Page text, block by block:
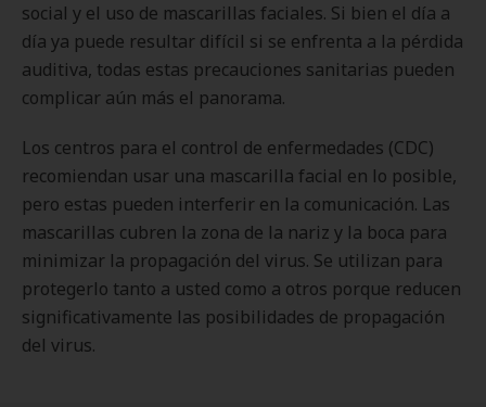
social y el uso de mascarillas faciales. Si bien el día a
día ya puede resultar difícil si se enfrenta a la pérdida
auditiva, todas estas precauciones sanitarias pueden
complicar aún más el panorama.
Los centros para el control de enfermedades (CDC)
recomiendan usar una mascarilla facial en lo posible,
pero estas pueden interferir en la comunicación. Las
mascarillas cubren la zona de la nariz y la boca para
minimizar la propagación del virus. Se utilizan para
protegerlo tanto a usted como a otros porque reducen
significativamente las posibilidades de propagación
del virus.